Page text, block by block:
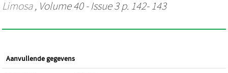
Limosa, Volume 40 - Issue 3 p. 142- 143
Aanvullende gegevens